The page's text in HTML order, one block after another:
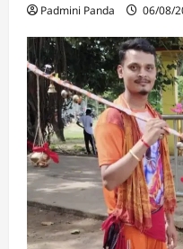
Padmini Panda 06/08/